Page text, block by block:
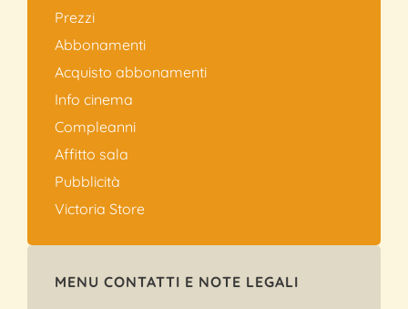
Prezzi
Abbonamenti
Acquisto abbonamenti
Info cinema
Compleanni
Affitto sala
Pubblicità
Victoria Store
MENU CONTATTI E NOTE LEGALI